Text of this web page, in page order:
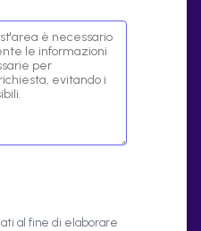
al fine di elaborare